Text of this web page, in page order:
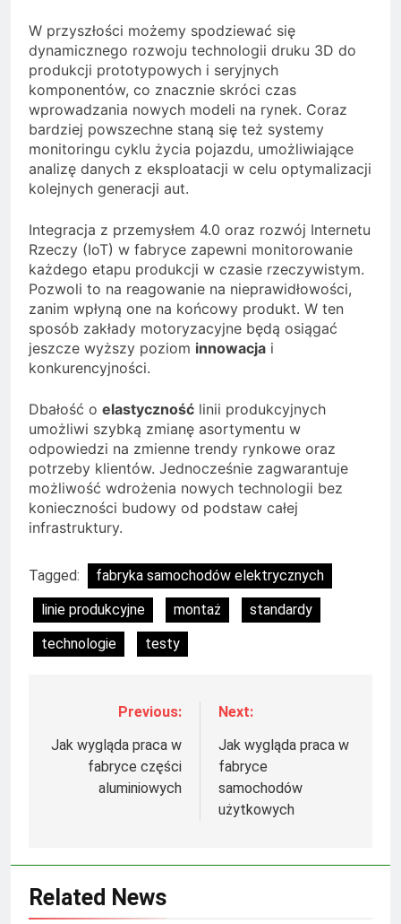
W przyszłości możemy spodziewać się
dynamicznego rozwoju technologii druku 3D do
produkcji prototypowych i seryjnych
komponentów, co znacznie skróci czas
wprowadzania nowych modeli na rynek. Coraz
bardziej powszechne staną się też systemy
monitoringu cyklu życia pojazdu, umożliwiające
analizę danych z eksploatacji w celu optymalizacji
kolejnych generacji aut.
Integracja z przemysłem 4.0 oraz rozwój Internetu
Rzeczy (IoT) w fabryce zapewni monitorowanie
każdego etapu produkcji w czasie rzeczywistym.
Pozwoli to na reagowanie na nieprawidłowości,
zanim wpłyną one na końcowy produkt. W ten
sposób zakłady motoryzacyjne będą osiągać
jeszcze wyższy poziom innowacja i
konkurencyjności.
Dbałość o elastyczność linii produkcyjnych
umożliwi szybką zmianę asortymentu w
odpowiedzi na zmienne trendy rynkowe oraz
potrzeby klientów. Jednocześnie zagwarantuje
możliwość wdrożenia nowych technologii bez
konieczności budowy od podstaw całej
infrastruktury.
Tagged:
fabryka samochodów elektrycznych
linie produkcyjne
montaż
standardy
technologie
testy
Nawigacja
wpisu
Previous:
Jak wygląda praca w
fabryce części
aluminiowych
Next:
Jak wygląda praca w
fabryce
samochodów
użytkowych
Related News